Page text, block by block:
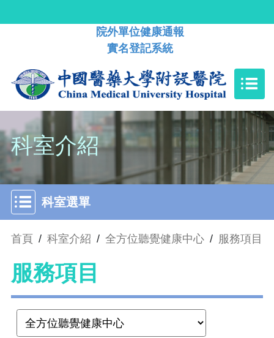
院外單位健康通報
實名登記系統
科室介紹
科室選單
首頁 / 科室介紹 / 全方位聽覺健康中心 / 服務項目
服務項目